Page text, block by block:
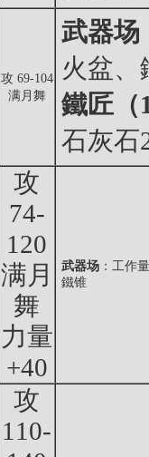
攻 69-104
满月舞
武器场
火盆、
鐵匠（
石灰石
攻
74-
120
满月
舞
力量
+40
武器场 ：工作
鐵锥
攻
110-